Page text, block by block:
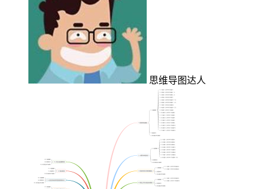
思维导图达人